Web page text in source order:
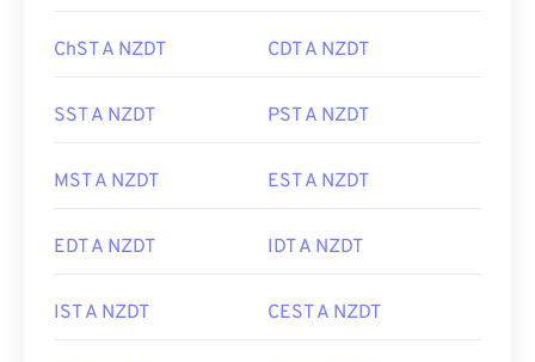
ChST A NZDT CDT A NZDT
SST A NZDT PST A NZDT
MST A NZDT EST A NZDT
EDT A NZDT IDT A NZDT
IST A NZDT CEST A NZDT